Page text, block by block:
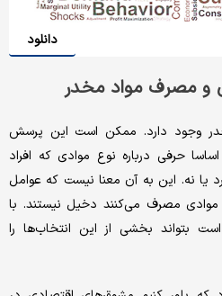
دانلود
و مصرف مواد مخدر
وجود دارد. ممکن است این پرسش
حرفی درباره نوع موادی که افراد
یا نه. این به آن معنا نیست که عوامل
موادی مصرف می‌کنند دخیل نیستند. با
بتواند بخشی از این انتخاب‌ها را